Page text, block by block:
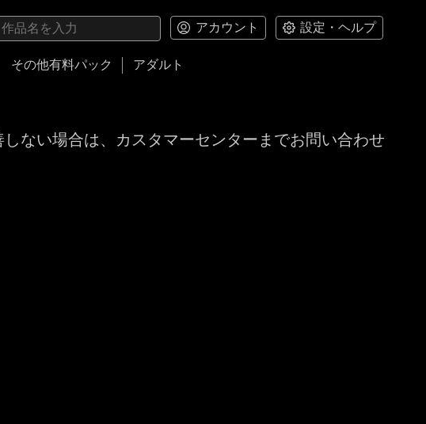
アカウント 設定・ヘルプ
その他有料パック アダルト
ない場合は、カスタマーセンターまでお問い合わせ